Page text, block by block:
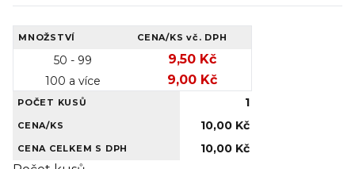
MNOŽSTVÍ CENA/KSvč. DPH
50 - 99 9,50 Kč
100 a více 9,00 Kč
POČET KUSŮ 1
CENA/KS 10,00 Kč
CENA CELKEM S DPH 10,00 Kč